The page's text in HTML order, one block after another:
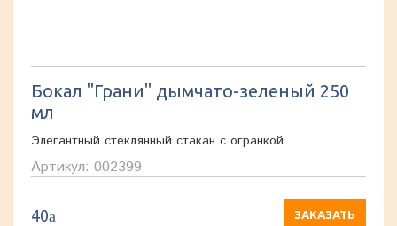
Бокал "Грани" дымчато-зеленый 250
мл
Элегантный стеклянный стакан с огранкой.
Артикул: 002399
40a ЗАКАЗАТЬ